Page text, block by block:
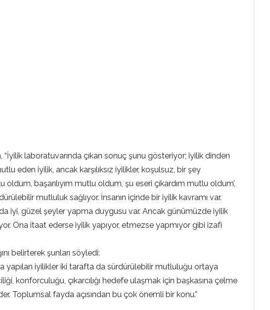
laboratuvarında çıkan sonuç şunu gösteriyor; iyilik dinden
eden iyilik, ancak karşılıksız iyilikler, koşulsuz, bir şey
başarılıyım mutlu oldum, şu eseri çıkardım mutlu oldum’,
mutluluk sağlıyor. İnsanın içinde bir iyilik kavramı var.
iyi, güzel şeyler yapma duygusu var. Ancak günümüzde iyilik
Ona itaat ederse iyilik yapıyor, etmezse yapmıyor gibi izafi
belirterek şunları söyledi:
yapılan iyilikler iki tarafta da sürdürülebilir mutluluğu ortaya
konforculuğu, çıkarcılığı hedefe ulaşmak için başkasına çelme
Toplumsal fayda açısından bu çok önemli bir konu.”